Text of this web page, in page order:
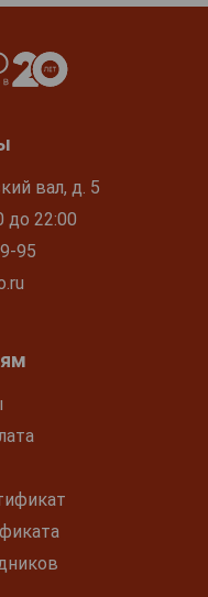
вал, д. 5
до 22:00
95